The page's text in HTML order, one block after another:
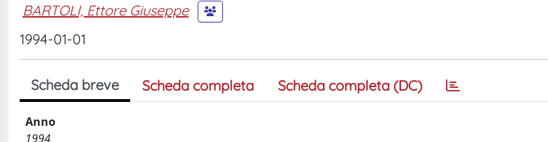
BARTOLI, Ettore Giuseppe
1994-01-01
Scheda breve Scheda completa Scheda completa (DC)
Anno
1994